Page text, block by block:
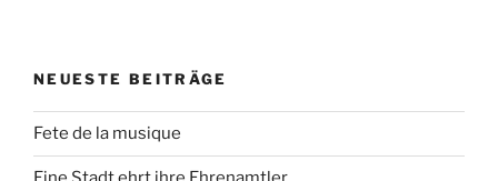
NEUESTE BEITRÄGE
Fete de la musique